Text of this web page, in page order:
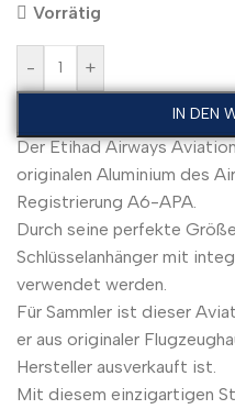
Vorrätig
- +
IN DEN
Der Etihad Airways
originalen Aluminium des
Registrierung A6-APA.
Durch seine perfekte
Schlüsselanhänger mit
verwendet werden.
Für Sammler ist dieser
er aus originaler
Hersteller ausverkauft ist.
Mit diesem einzigartigen